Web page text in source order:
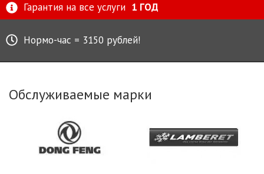
Гарантия на все услуги 1 ГОД
Нормо-час = 3150 рублей!
Обслуживаемые марки